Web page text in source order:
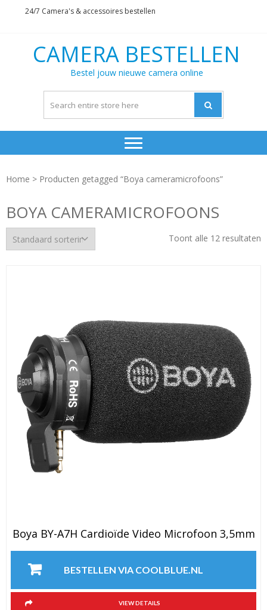
24/7 Camera's & accessoires bestellen
CAMERA BESTELLEN
Bestel jouw nieuwe camera online
Home > Producten getagged “Boya cameramicrofoons”
BOYA CAMERAMICROFOONS
Toont alle 12 resultaten
Boya BY-A7H Cardioïde Video Microfoon 3,5mm
BESTELLEN VIA COOLBLUE.NL
VIEW DETAILS